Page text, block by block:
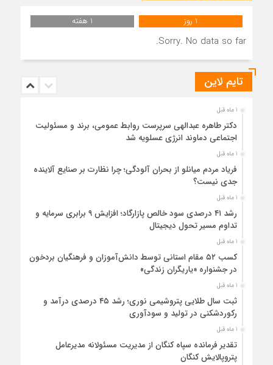
1 روز 1 هفته
Sorry. No data so far.
تایم لاین
1 ماه قبل
دکتر طاهره عبدالهی سرپرست روابط عمومی، برند و مسئولیت
اجتماعی دماوند انرژی عسلویه شد
1 ماه قبل
فریاد مردم میانلو از بحران آلودگی؛ چرا نظارت بر صنایع آلاینده
جدی نیست؟
1 ماه قبل
رشد ۴۱ درصدی سود خالص پازارگاد؛ افزایش ۹ برابری سرمایه و
تداوم مسیر تحول دیجیتال
1 ماه قبل
کسب ۵۲ مقام استانی توسط دانش‌آموزان و فرهنگیان بردخون
در جشنواره «یاریگران زندگی»
1 ماه قبل
ثبت سال طلایی پتروشیمی نوری؛ رشد ۴۵ درصدی درآمد و
رکوردشکنی در تولید و سودآوری
1 ماه قبل
تقدیر فرمانده سپاه کنگان از مدیریت مسئولانه مدیرعامل
پتروپالایش کنگان